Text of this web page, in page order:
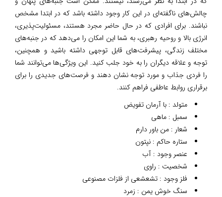
چالش‌های ناگفته‌ای در این کار وجود داشته باشد که در ابتدا مشخص
نباشند. برای افرادی که در حال حاضر مجرد هستند، مسئولیت‌پذیری،
انرژی بالا و روحیه رهبری، به شما این امکان را می‌دهد که در جنبه‌های
مختلف زندگی، پیشرفت‌های قابل توجهی داشته باشید و همچنین،
توجه و علاقه دیگران را به خود جلب کنید. این ویژگی‌ها می‌توانند شما
را فردی جذاب و مورد توجه نشان دهند و فرصت‌های جدیدی را برای
برقراری روابط عاطفی فراهم کنند.
متولد : با آرمان تفویض
سمبل : ماهی
شعار : من باور دارم
ستاره حاکم : نپتون
عنصر وجود : آب
شخصیت : راوی
فلز وجود : تشعشعی از فلزات مصنوعی
سنگ خوش یمن : زمرد